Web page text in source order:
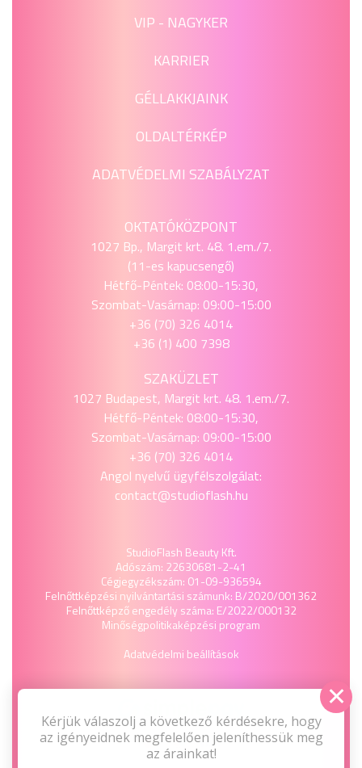
VIP - NAGYKER
KARRIER
GÉLLAKKJAINK
OLDALTÉRKÉP
ADATVÉDELMI SZABÁLYZAT
OKTATÓKÖZPONT
1027 Bp., Margit krt. 48. 1.em./7.
(11-es kapucsengő)
Hétfő-Péntek: 08:00-15:30,
Szombat-Vasárnap: 09:00-15:00
+36 (70) 326 4014
+36 (1) 400 7398
SZAKÜZLET
1027 Budapest, Margit krt. 48. 1.em./7.
Hétfő-Péntek: 08:00-15:30,
Szombat-Vasárnap: 09:00-15:00
+36 (70) 326 4014
Angol nyelvű ügyfélszolgálat:
contact@studioflash.hu
StudioFlash Beauty Kft.
Adószám: 22630681-2-41
Cégjegyzékszám: 01-09-936594
Felnőttképzési nyilvántartási számunk: B/2020/001362
Felnőttképző engedély száma: E/2022/000132
Minőségpolitikaképzési program
Adatvédelmi beállítások
Kérjük válaszolj a következő kérdésekre, hogy
az igényeidnek megfelelően jeleníthessük meg
az árainkat!